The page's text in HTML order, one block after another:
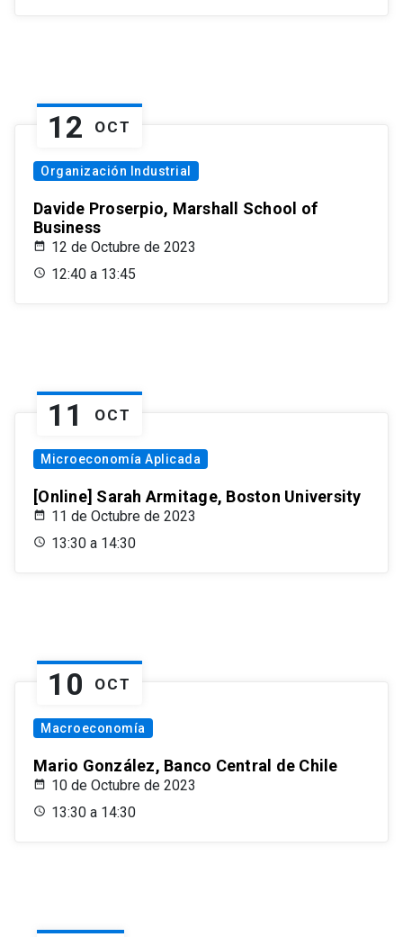
12 OCT
Organización Industrial
Davide Proserpio, Marshall School of
Business
12 de Octubre de 2023
12:40 a 13:45
11 OCT
Microeconomía Aplicada
[Online] Sarah Armitage, Boston University
11 de Octubre de 2023
13:30 a 14:30
10 OCT
Macroeconomía
Mario González, Banco Central de Chile
10 de Octubre de 2023
13:30 a 14:30